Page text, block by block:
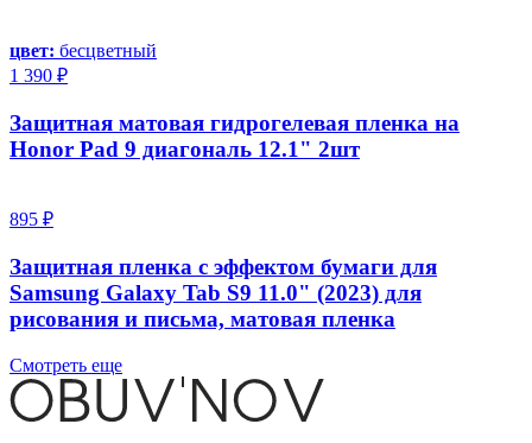
цвет: бесцветный
1 390 ₽
Защитная матовая гидрогелевая пленка на
Honor Pad 9 диагональ 12.1" 2шт
895 ₽
Защитная пленка с эффектом бумаги для
Samsung Galaxy Tab S9 11.0" (2023) для
рисования и письма, матовая пленка
Смотреть еще